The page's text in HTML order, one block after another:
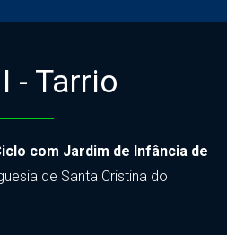
- Tarrio
com Jardim de Infância de
de Santa Cristina do